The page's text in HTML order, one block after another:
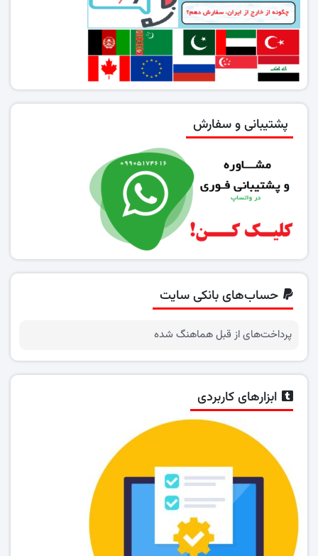
پشتیبانی و سفارش
حساب‌های بانکی سایت
پرداخت‌های از قبل هماهنگ شده
ابزارهای کاربردی